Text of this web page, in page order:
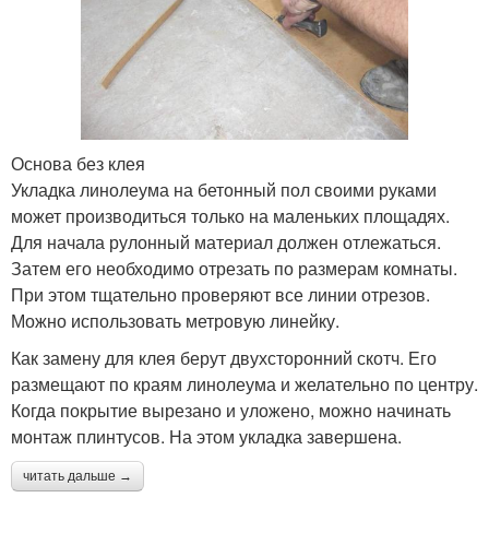
Основа без клея
Укладка линолеума на бетонный пол своими руками
может производиться только на маленьких площадях.
Для начала рулонный материал должен отлежаться.
Затем его необходимо отрезать по размерам комнаты.
При этом тщательно проверяют все линии отрезов.
Можно использовать метровую линейку.
Как замену для клея берут двухсторонний скотч. Его
размещают по краям линолеума и желательно по центру.
Когда покрытие вырезано и уложено, можно начинать
монтаж плинтусов. На этом укладка завершена.
читать дальше →